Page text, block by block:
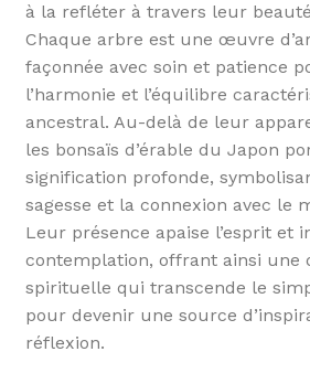
à la refléter à travers leur
Chaque arbre est une œuvre
façonnée avec soin et patience
l’harmonie et l’équilibre
ancestral. Au-delà de leur
les bonsaïs d’érable du Japon
signification profonde,
sagesse et la connexion avec le
Leur présence apaise l’esprit et
contemplation, offrant ainsi une
spirituelle qui transcende le
pour devenir une source
réflexion.